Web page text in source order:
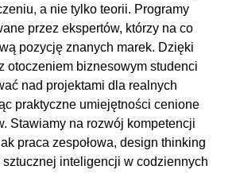
a nie tylko teorii. Programy
przez ekspertów, którzy na co
pozycję znanych marek. Dzięki
otoczeniem biznesowym studenci
nad projektami dla realnych
praktyczne umiejętności cenione
Stawiamy na rozwój kompetencji
praca zespołowa, design thinking
inteligencji w codziennych